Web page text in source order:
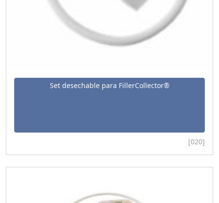
Set desechable para FillerCollector®
[020]